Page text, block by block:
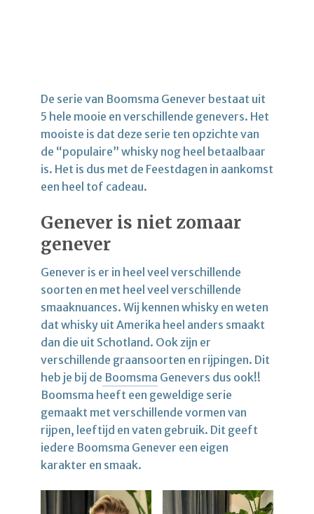
De serie van Boomsma Genever bestaat uit
5 hele mooie en verschillende genevers. Het
mooiste is dat deze serie ten opzichte van
de “populaire” whisky nog heel betaalbaar
is. Het is dus met de Feestdagen in aankomst
een heel tof cadeau.
Genever is niet zomaar
genever
Genever is er in heel veel verschillende
soorten en met heel veel verschillende
smaaknuances. Wij kennen whisky en weten
dat whisky uit Amerika heel anders smaakt
dan die uit Schotland. Ook zijn er
verschillende graansoorten en rijpingen. Dit
heb je bij de Boomsma Genevers dus ook!!
Boomsma heeft een geweldige serie
gemaakt met verschillende vormen van
rijpen, leeftijd en vaten gebruik. Dit geeft
iedere Boomsma Genever een eigen
karakter en smaak.